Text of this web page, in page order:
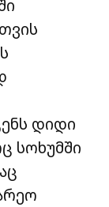
დიდი
სოხუმში